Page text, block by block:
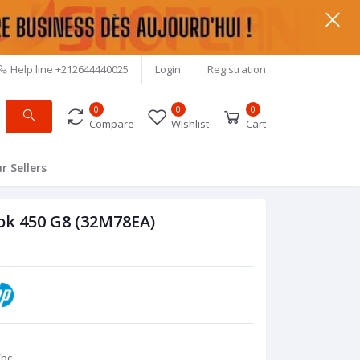
Help line +212644440025 Login Registration
0
Compare
0
Wishlist
0
Cart
Sellers
450 G8 (32M78EA)